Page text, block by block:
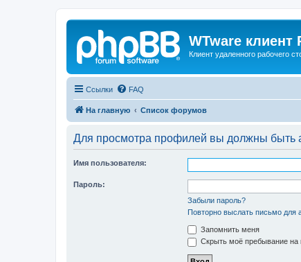
WTware клиент
Клиент удаленного рабочего
Ссылки FAQ
На главную Список форумов
Для просмотра профилей вы должны быть
Имя пользователя:
Пароль:
Забыли пароль?
Повторно выслать письмо для
Запомнить меня
Скрыть моё пребывание на